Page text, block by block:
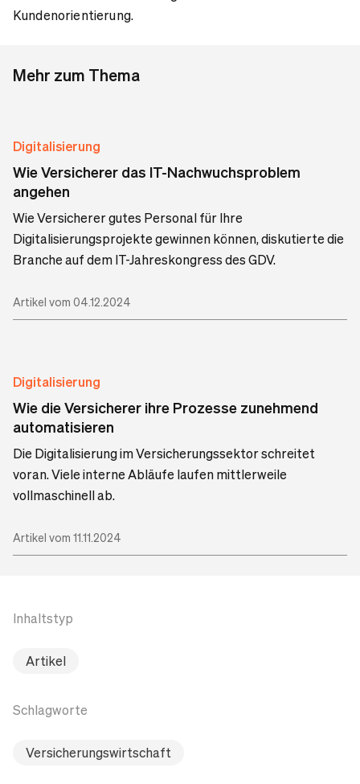
Kundenorientierung.
Mehr zum Thema
Digitalisierung
Wie Versicherer das IT-Nachwuchsproblem
angehen
Wie Versicherer gutes Personal für Ihre
Digitalisierungsprojekte gewinnen können, diskutierte die
Branche auf dem IT-Jahreskongress des GDV.
Artikel vom 04.12.2024
Digitalisierung
Wie die Versicherer ihre Prozesse zunehmend
automatisieren
Die Digitalisierung im Versicherungssektor schreitet
voran. Viele interne Abläufe laufen mittlerweile
vollmaschinell ab.
Artikel vom 11.11.2024
Inhaltstyp
Artikel
Schlagworte
Versicherungswirtschaft